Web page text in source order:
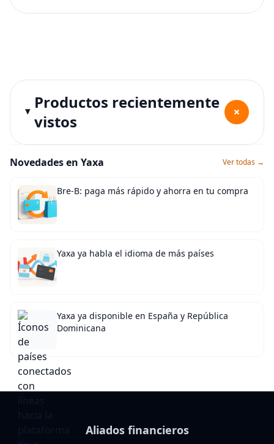
Productos recientemente
vistos
+
Novedades en Yaxa Ver todas →
Bre-B: paga más rápido y ahorra en tu compra
Yaxa ya habla el idioma de más países
Yaxa ya disponible en España y República
Dominicana
Aliados financieros